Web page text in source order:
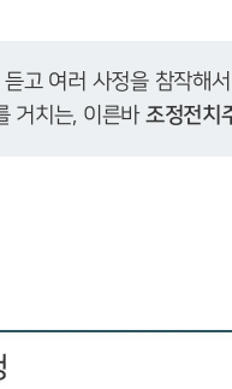
듣고 여러 사정을 참작해
거치는, 이른바 조정전치